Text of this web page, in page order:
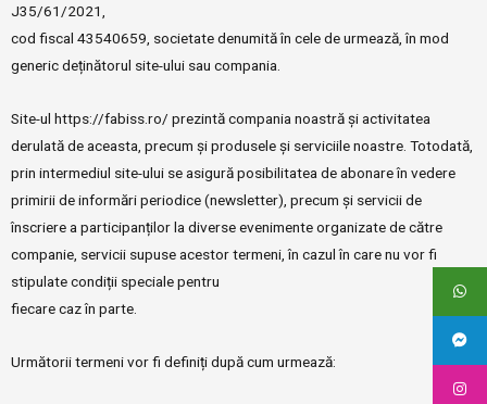
J35/61/2021,
cod fiscal 43540659, societate denumită în cele de urmează, în mod
generic deținătorul site-ului sau compania.
Site-ul https://fabiss.ro/ prezintă compania noastră și activitatea
derulată de aceasta, precum și produsele și serviciile noastre. Totodată,
prin intermediul site-ului se asigură posibilitatea de abonare în vedere
primirii de informări periodice (newsletter), precum și servicii de
înscriere a participanților la diverse evenimente organizate de către
companie, servicii supuse acestor termeni, în cazul în care nu vor fi
stipulate condiții speciale pentru
fiecare caz în parte.
Următorii termeni vor fi definiți după cum urmează: